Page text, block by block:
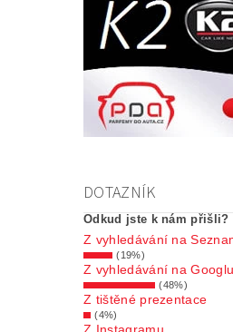
DOTAZNÍK
Odkud jste k nám přišli?
Z vyhledávání na
(19%)
Z vyhledávání na
(48%)
Z tištěné prezentace
(4%)